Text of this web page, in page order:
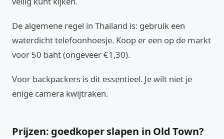
De algemene regel in Thailand is: gebruik een
waterdicht telefoonhoesje. Koop er een op de markt
voor 50 baht (ongeveer €1,30).
Voor backpackers is dit essentieel. Je wilt niet je
enige camera kwijtraken.
Prijzen: goedkoper slapen in Old Town?